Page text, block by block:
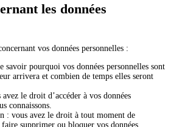
les données
vos données personnelles :
savoir pourquoi vos données personnelles sont
arrivera et combien de temps elles seront
le droit d’accéder à vos données
connaissons.
: vous avez le droit à tout moment de
supprimer ou bloquer vos données